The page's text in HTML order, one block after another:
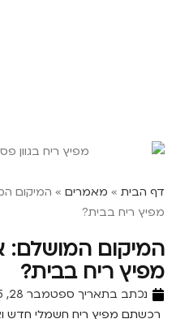
דף הבית » מאמרים » המיקום
מפיץ ריח בבית?
המיקום המושלם:
מפיץ ריח בבית?
נכתב בתאריך ספטמבר 28, 2025
רכשתם מפיץ ריח חשמלי חדש